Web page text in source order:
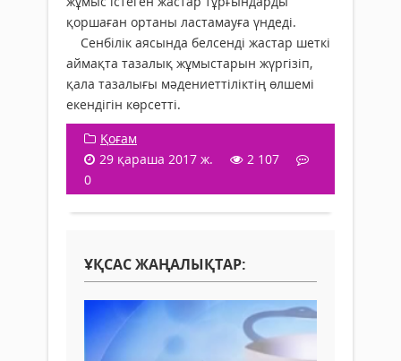
қоршаған ортаны ластамауға үндеді.
Сенбілік аясында белсенді жастар шеткі
аймақта тазалық жұмыстарын жүргізіп,
қала тазалығы мәдениеттіліктің өлшемі
екендігін көрсетті.
Қоғам
29 қараша 2017 ж.
2 107
0
ҰҚСАС ЖАҢАЛЫҚТАР: